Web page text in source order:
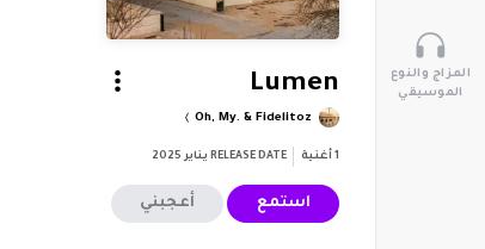
المزاج والنوع
الموسيقي
Lumen
Oh, My. & Fidelitoz
1 أغنية RELEASE DATE يناير 2025
استمع أعجبني